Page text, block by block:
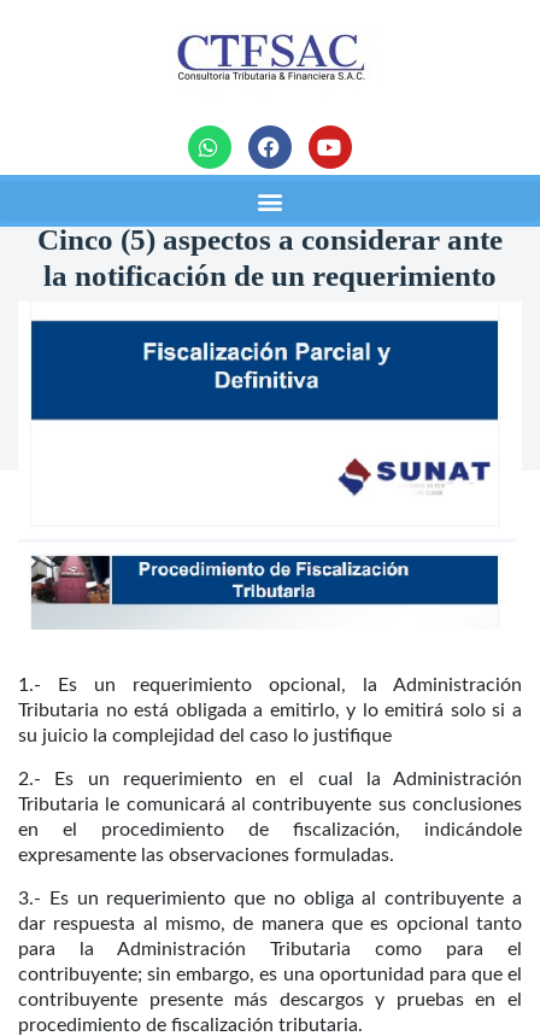
noticias
Cinco (5) aspectos a considerar ante
la notificación de un requerimiento
emitido por SUNAT al amparo del
artículo 75° del Código Tributario.
1.- Es un requerimiento opcional, la Administración
Tributaria no está obligada a emitirlo, y lo emitirá solo si a
su juicio la complejidad del caso lo justifique
2.- Es un requerimiento en el cual la Administración
Tributaria le comunicará al contribuyente sus conclusiones
en el procedimiento de fiscalización, indicándole
expresamente las observaciones formuladas.
3.- Es un requerimiento que no obliga al contribuyente a
dar respuesta al mismo, de manera que es opcional tanto
para la Administración Tributaria como para el
contribuyente; sin embargo, es una oportunidad para que el
contribuyente presente más descargos y pruebas en el
procedimiento de fiscalización tributaria.